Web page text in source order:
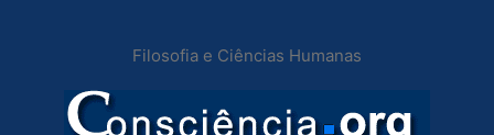
conteúdo
Filosofia e Ciências Humanas